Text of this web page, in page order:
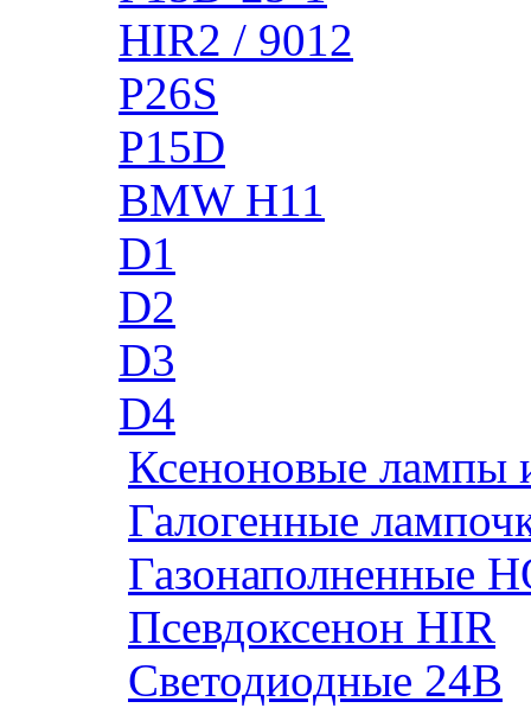
HIR2 / 9012
P26S
P15D
BMW H11
D1
D2
D3
D4
Ксеноновые лампы
Галогенные
Газонаполненные
Псевдоксенон HIR
Cветодиодные 24B